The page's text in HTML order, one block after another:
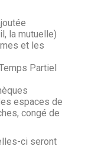
la mutuelle)
et les
Partiel
espaces de
congé de
ci seront